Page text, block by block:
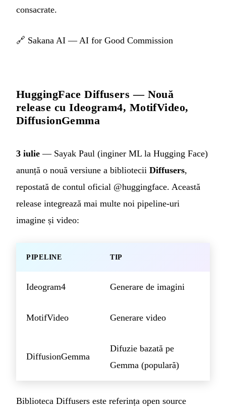
consacrate.
🔗 Sakana AI — AI for Good Commission
HuggingFace Diffusers — Nouă
release cu Ideogram4, MotifVideo,
DiffusionGemma
3 iulie — Sayak Paul (inginer ML la Hugging Face)
anunță o nouă versiune a bibliotecii Diffusers,
repostată de contul oficial @huggingface. Această
release integrează mai multe noi pipeline-uri
imagine și video:
PIPELINE TIP
Ideogram4 Generare de imagini
MotifVideo Generare video
DiffusionGemma
Difuzie bazată pe
Gemma (populară)
Biblioteca Diffusers este referința open source